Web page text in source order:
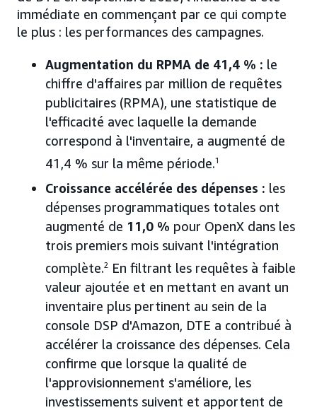
immédiate en commençant par ce qui compte
le plus : les performances des campagnes.
Augmentation du RPMA de 41,4 % : le
chiffre d'affaires par million de requêtes
publicitaires (RPMA), une statistique de
l'efficacité avec laquelle la demande
correspond à l'inventaire, a augmenté de
41,4 % sur la même période.1
Croissance accélérée des dépenses : les
dépenses programmatiques totales ont
augmenté de 11,0 % pour OpenX dans les
trois premiers mois suivant l'intégration
complète.2
En filtrant les requêtes à faible
valeur ajoutée et en mettant en avant un
inventaire plus pertinent au sein de la
console DSP d'Amazon, DTE a contribué à
accélérer la croissance des dépenses. Cela
confirme que lorsque la qualité de
l'approvisionnement s'améliore, les
investissements suivent et apportent de